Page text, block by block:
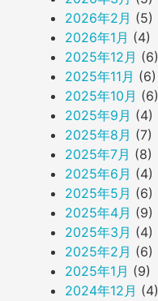
2026年2月 (5)
2026年1月 (4)
2025年12月 (6)
2025年11月 (6)
2025年10月 (6)
2025年9月 (4)
2025年8月 (7)
2025年7月 (8)
2025年6月 (4)
2025年5月 (6)
2025年4月 (9)
2025年3月 (4)
2025年2月 (6)
2025年1月 (9)
2024年12月 (4)